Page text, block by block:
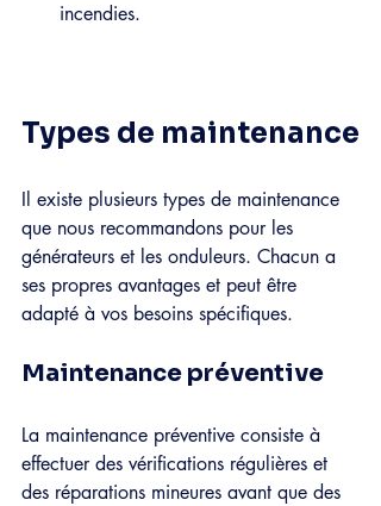
incendies.
Types de maintenance
Il existe plusieurs types de maintenance
que nous recommandons pour les
générateurs et les onduleurs. Chacun a
ses propres avantages et peut être
adapté à vos besoins spécifiques.
Maintenance préventive
La maintenance préventive consiste à
effectuer des vérifications régulières et
des réparations mineures avant que des